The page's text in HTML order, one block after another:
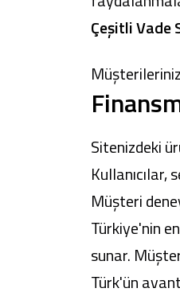
Çeşitli Vade
Sitenizdeki
Müşteri
Türkiye'nin
sunar.
Türk'ün